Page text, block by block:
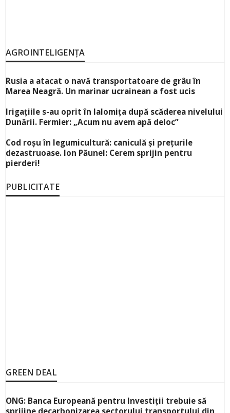
AGROINTELIGENȚA
Rusia a atacat o navă transportatoare de grâu în
Marea Neagră. Un marinar ucrainean a fost ucis
Irigațiile s-au oprit în Ialomița după scăderea nivelului
Dunării. Fermier: „Acum nu avem apă deloc”
Cod roșu în legumicultură: caniculă și prețurile
dezastruoase. Ion Păunel: Cerem sprijin pentru
pierderi!
PUBLICITATE
GREEN DEAL
ONG: Banca Europeană pentru Investiții trebuie să